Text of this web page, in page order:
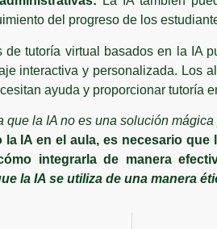
del progreso de los
de tutoría virtual basados en la IA
interactiva y personalizada. Los
ayuda y proporcionar tutoría
que la IA no es una solución
la IA en el aula, es necesario
integrarla de manera
la IA se utiliza de una manera